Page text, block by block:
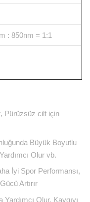
: 850nm = 1:1
Pürüzsüz cilt için
Büyük Boyutlu
Olur vb.
İyi Spor Performansı,
Artırır
Olur, Kaygıyı